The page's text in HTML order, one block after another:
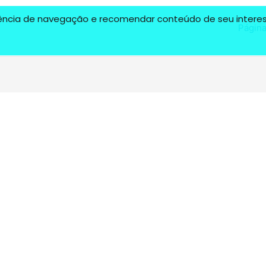
de navegação e recomendar conteúdo de seu